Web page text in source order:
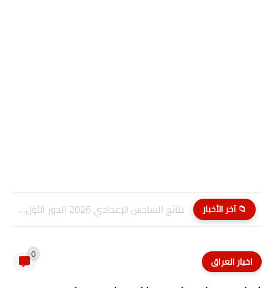
📁 آخر الأخبار نتائج السادس الإعدادي 2026 الدور الأول PDF كربلاء المقدسة| موقع...
اخبار العراق 0